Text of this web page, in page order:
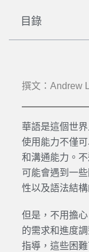
目錄
撰文：Andrew
華語是這個世
使用能力不僅
和溝通能力。
可能會遇到一
性以及語法結
但是，不用擔
的需求和進度
指導，這些困